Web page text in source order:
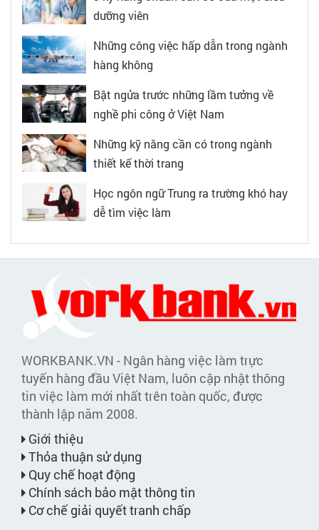
dưỡng viên
Những công việc hấp dẫn trong ngành
hàng không
Bật ngửa trước những lầm tưởng về
nghề phi công ở Việt Nam
Những kỹ năng cần có trong ngành
thiết kế thời trang
Học ngôn ngữ Trung ra trường khó hay
dễ tìm việc làm
WORKBANK.VN - Ngân hàng việc làm trực
tuyến hàng đầu Việt Nam, luôn cập nhật thông
tin việc làm mới nhất trên toàn quốc, được
thành lập năm 2008.
Giới thiệu
Thỏa thuận sử dụng
Quy chế hoạt động
Chính sách bảo mật thông tin
Cơ chế giải quyết tranh chấp